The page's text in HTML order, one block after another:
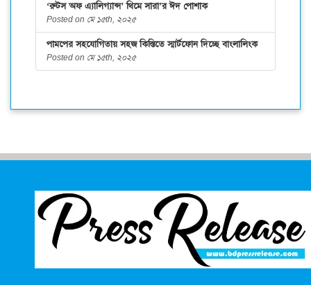
‘রুটস অফ এ্যালিগ্যান্স’ থিমে সারা’র ঈদ পোশাক
Posted on মে ১৫th, ২০২৫
পামপের সহযোগিতায় সহজ কিস্তিতে স্মার্টফোন দিচ্ছে বাংলালিংক
Posted on মে ১৫th, ২০২৫